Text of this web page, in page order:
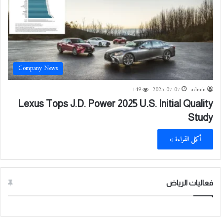
Company News
admin
2025-07-07
149
Lexus Tops J.D. Power 2025 U.S. Initial Quality
Study
أكمل القراءة »
فعاليات الرياض